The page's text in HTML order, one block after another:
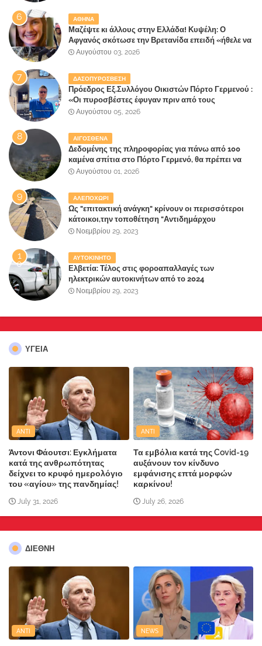
ΑΘΗΝΑ
Μαζέψτε κι άλλους στην Ελλάδα! Κυψέλη: Ο
Αφγανός σκότωσε την Βρετανίδα επειδή «ήθελε να
κάνει τη σύντροφό του χριστιανή»
Αυγούστου 03, 2026
ΔΑΣΟΠΥΡΟΣΒΕΣΗ
Πρόεδρος Εξ.Συλλόγου Οικιστών Πόρτο Γερμενού :
«Οι πυροσβέστες έφυγαν πριν από τους
κατοίκους»
Αυγούστου 05, 2026
ΑΙΓΟΣΘΕΝΑ
Δεδομένης της πληροφορίας για πάνω από 100
καμένα σπίτια στο Πόρτο Γερμενό, θα πρέπει να
αναζητηθούν ευθύνες για την ολοσχερή
επίγειου παραδείσου της Αττικής
Αυγούστου 01, 2026
ΑΛΕΠΟΧΩΡΙ
Ως "επιτακτική ανάγκη" κρίνουν οι περισσότεροι
κάτοικοι,την τοποθέτηση "Αντιδημάρχου
Παραλιακής Ζώνης" στο Δήμο Μάνδρας-Ειδυλλίας!
Νοεμβρίου 29, 2023
ΑΥΤΟΚΙΝΗΤΟ
Ελβετία: Τέλος στις φοροαπαλλαγές των
ηλεκτρικών αυτοκινήτων από το 2024
Νοεμβρίου 29, 2023
ΥΓΕΙΑ
ANTI
Άντονι Φάουτσι: Εγκλήματα
κατά της ανθρωπότητας
δείχνει το κρυφό ημερολόγιο
του «αγίου» της πανδημίας!
July 31, 2026
ANTI
Τα εμβόλια κατά της Covid-19
αυξάνουν τον κίνδυνο
εμφάνισης επτά μορφών
καρκίνου!
July 26, 2026
ΔΙΕΘΝΗ
ANTI NEWS